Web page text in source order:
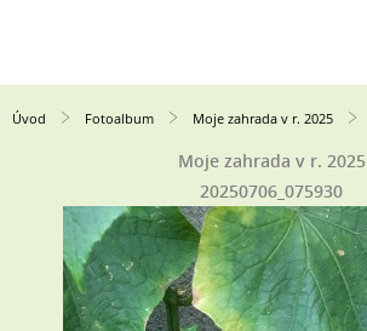
Úvod Fotoalbum Moje zahrada v r. 2025
Moje zahrada v r. 2025
20250706_075930